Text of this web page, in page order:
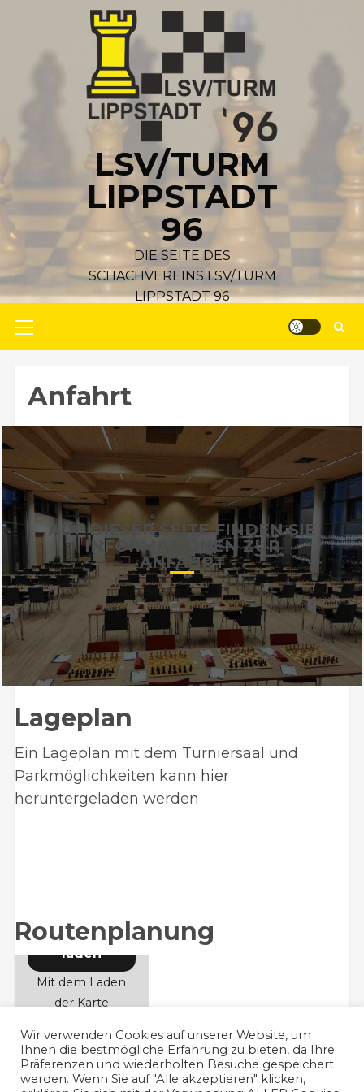
LSV/TURM
LIPPSTADT
96
DIE SEITE DES
SCHACHVEREINS LSV/TURM
LIPPSTADT 96
Primäres
Menü
Anfahrt
AUF DIESER SEITE FINDEN SIE
INFORMATIONEN ZUR
ANFAHRT
Lageplan
Ein Lageplan mit dem Turniersaal und
Parkmöglichkeiten kann hier
heruntergeladen werden
Routenplanung
Maps
laden
Mit dem Laden
der Karte
die
Datenschutzerklärung
von Google.
Wir verwenden Cookies auf unserer Website, um
Ihnen die bestmögliche Erfahrung zu bieten, da Ihre
Präferenzen und wiederholten Besuche gespeichert
werden. Wenn Sie auf "Alle akzeptieren" klicken,